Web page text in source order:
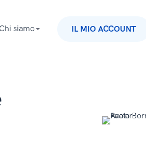
Chi siamo IL MIO ACCOUNT